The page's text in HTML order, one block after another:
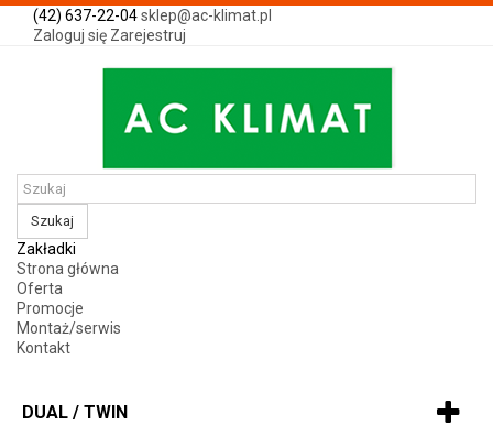
(42) 637-22-04sklep@ac-klimat.pl
Zaloguj się Zarejestruj
Szukaj
Zakładki
Strona główna
Oferta
Promocje
Montaż/serwis
Kontakt
DUAL / TWIN